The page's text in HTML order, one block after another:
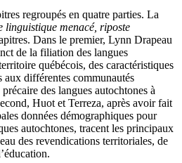
regroupés en quatre parties. La
linguistique menacé, riposte
Dans le premier, Lynn Drapeau
de la filiation des langues
québécois, des caractéristiques
différentes communautés
des langues autochtones à
Huot et Terreza, après avoir fait
données démographiques pour
autochtones, tracent les principaux
des revendications territoriales, de